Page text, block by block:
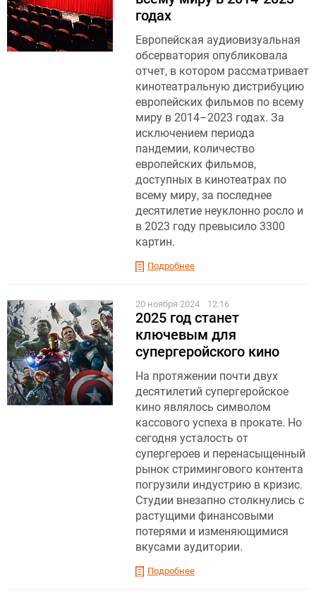
годах
Европейская аудиовизуальная
обсерватория опубликовала
отчет, в котором рассматривает
кинотеатральную дистрибуцию
европейских фильмов по всему
миру в 2014–2023 годах. За
исключением периода
пандемии, количество
европейских фильмов,
доступных в кинотеатрах по
всему миру, за последнее
десятилетие неуклонно росло и
в 2023 году превысило 3300
картин.
Подробнее
20 ноября 2024 12:16
2025 год станет
ключевым для
супергеройского кино
На протяжении почти двух
десятилетий супергеройское
кино являлось символом
кассового успеха в прокате. Но
сегодня усталость от
супергероев и перенасыщенный
рынок стримингового контента
погрузили индустрию в кризис.
Студии внезапно столкнулись с
растущими финансовыми
потерями и изменяющимися
вкусами аудитории.
Подробнее